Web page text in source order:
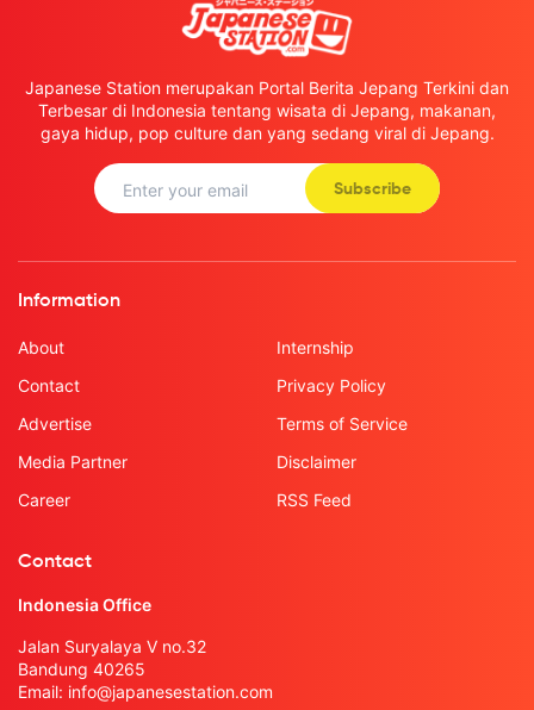
Japanese Station merupakan Portal Berita Jepang Terkini dan
Terbesar di Indonesia tentang wisata di Jepang, makanan,
gaya hidup, pop culture dan yang sedang viral di Jepang.
Subscribe
Information
About
Contact
Advertise
Media Partner
Career
Internship
Privacy Policy
Terms of Service
Disclaimer
RSS Feed
Contact
Indonesia Office
Jalan Suryalaya V no.32
Bandung 40265
Email: info@japanesestation.com